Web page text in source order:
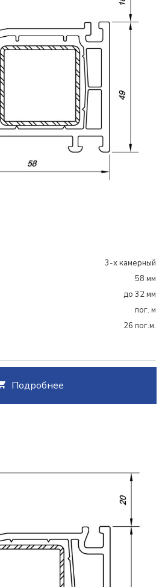
3-х камерный
58 мм
до 32 мм
пог. м
26 пог.м.
Подробнее